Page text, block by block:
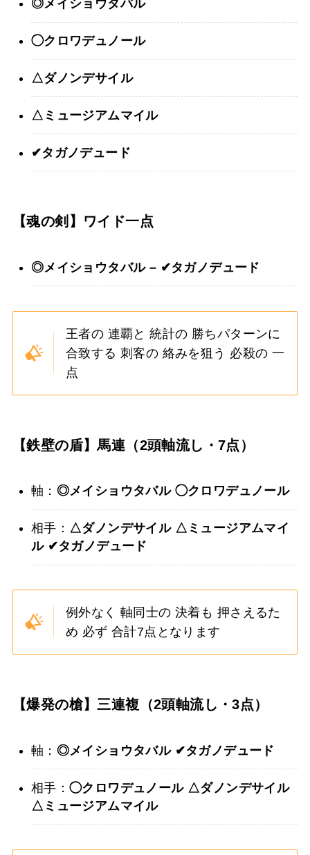
◎メイショウタバル
◯クロワデュノール
△ダノンデサイル
△ミュージアムマイル
✔︎タガノデュード
【魂の剣】ワイド一点
◎メイショウタバル – ✔︎タガノデュード
王者の 連覇と 統計の 勝ちパターンに
合致する 刺客の 絡みを狙う 必殺の 一
点
【鉄壁の盾】馬連（2頭軸流し・7点）
軸： ◎メイショウタバル ◯クロワデュノール
相手： △ダノンデサイル △ミュージアムマイ
ル ✔︎タガノデュード
例外なく 軸同士の 決着も 押さえるた
め 必ず 合計7点となります
【爆発の槍】三連複（2頭軸流し・3点）
軸： ◎メイショウタバル ✔︎タガノデュード
相手： ◯クロワデュノール △ダノンデサイル
△ミュージアムマイル